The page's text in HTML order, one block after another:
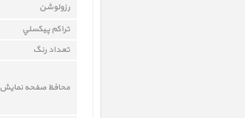
رزولوشن
تراکم پيکسلي
تعداد رنگ
محافظ صفحه نمايش